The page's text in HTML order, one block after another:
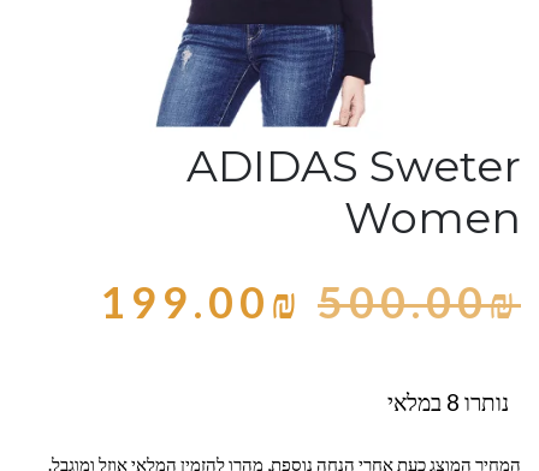
ADIDAS Sweter
Women
500.00₪
199.00₪
נותרו 8 במלאי
המחיר המוצג כעת אחרי הנחה נוספת, מהרו להזמין המלאי אוזל ומוגבל.